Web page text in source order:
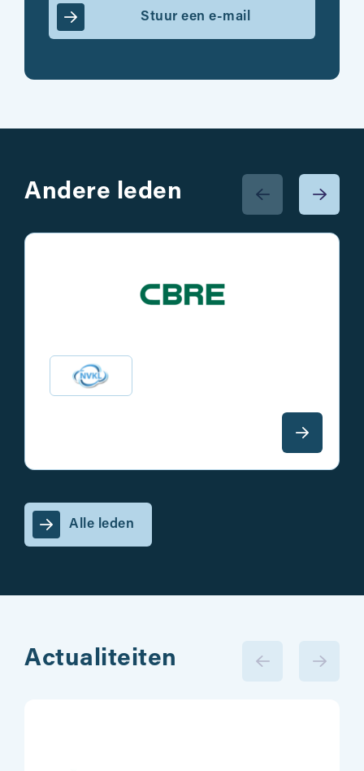
Stuur een e-mail
Andere leden
Alle leden
Actualiteiten